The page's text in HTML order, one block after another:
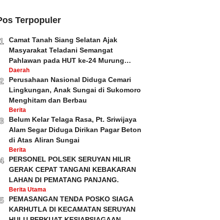
Terpopuler
Camat Tanah Siang Selatan Ajak
Masyarakat Teladani Semangat
Pahlawan pada HUT ke-24 Murung
Raya dan HUT ke-81 Kemerdekaan RI
Daerah
Perusahaan Nasional Diduga Cemari
Lingkungan, Anak Sungai di Sukomoro
Menghitam dan Berbau
Berita
Belum Kelar Telaga Rasa, Pt. Sriwijaya
Alam Segar Diduga Dirikan Pagar Beton
di Atas Aliran Sungai
Berita
PERSONEL POLSEK SERUYAN HILIR
GERAK CEPAT TANGANI KEBAKARAN
LAHAN DI PEMATANG PANJANG.
Berita Utama
PEMASANGAN TENDA POSKO SIAGA
KARHUTLA DI KECAMATAN SERUYAN